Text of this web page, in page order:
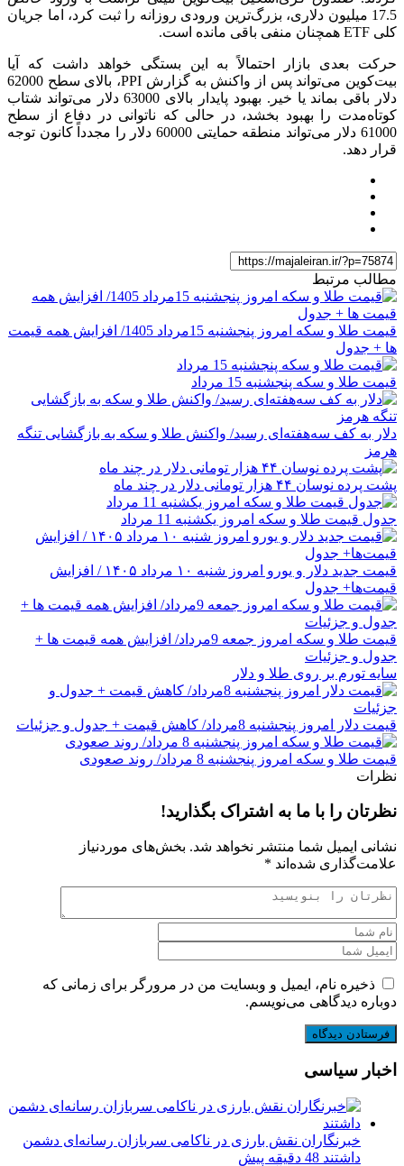
17.5 میلیون دلاری، بزرگ‌ترین ورودی روزانه را ثبت کرد، اما جریان
کلی ETF همچنان منفی باقی مانده است.
حرکت بعدی بازار احتمالاً به این بستگی خواهد داشت که آیا
بیت‌کوین می‌تواند پس از واکنش به گزارش PPI، بالای سطح 62000
دلار باقی بماند یا خیر. بهبود پایدار بالای 63000 دلار می‌تواند شتاب
کوتاه‌مدت را بهبود بخشد، در حالی که ناتوانی در دفاع از سطح
61000 دلار می‌تواند منطقه حمایتی 60000 دلار را مجدداً کانون توجه
قرار دهد.
مطالب مرتبط
قیمت طلا و سکه امروز پنجشنبه 15مرداد 1405/ افزایش همه قیمت
ها + جدول
قیمت طلا و سکه پنجشنبه 15 مرداد
دلار به کف سه‌هفته‌ای رسید/ واکنش طلا و سکه به بازگشایی تنگه
هرمز
پشت پرده نوسان ۴۴ هزار تومانی دلار در چند ماه
جدول قیمت طلا و سکه امروز یکشنبه 11 مرداد
قیمت جدید دلار و یورو امروز شنبه ۱۰ مرداد ۱۴۰۵ / افزایش
قیمت‌ها+ جدول
قیمت طلا و سکه امروز جمعه 9مرداد/ افزایش همه قیمت ها +
جدول و جزئیات
سایه تورم بر روی طلا و دلار
قیمت دلار امروز پنجشنبه 8مرداد/ کاهش قیمت + جدول و جزئیات
قیمت طلا و سکه امروز پنجشنبه 8 مرداد/ روند صعودی
نظرات
نظرتان را با ما به اشتراک بگذارید!
نشانی ایمیل شما منتشر نخواهد شد. بخش‌های موردنیاز
علامت‌گذاری شده‌اند *
ذخیره نام، ایمیل و وبسایت من در مرورگر برای زمانی که
دوباره دیدگاهی می‌نویسم.
اخبار سیاسی
خبرنگاران نقش بارزی در ناکامی سربازان رسانه‌ای دشمن
داشتند 48 دقیقه پیش